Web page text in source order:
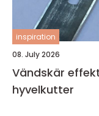
inspiration
08. July 2026
Vändskär effektiv och exakt bearbetning i
hyvelkutter